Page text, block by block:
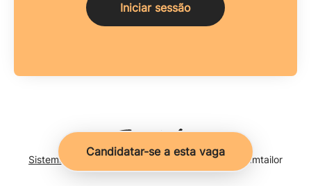
Candidatar-se a esta vaga
Iniciar sessão
Sistema de monitoramento de candidatosda Teamtailor